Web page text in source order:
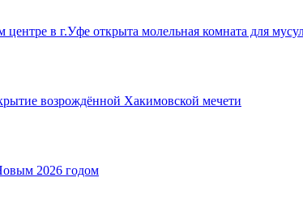
в г.Уфе открыта молельная комната для
возрождённой Хакимовской мечети
2026 годом